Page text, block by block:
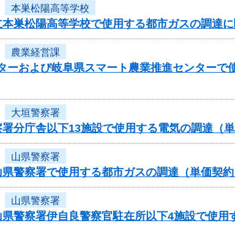
本巣松陽高等学校
巣松陽高等学校で使用する都市ガスの調達
農業経営課
ーおよび岐阜県スマート農業推進センター
大垣警察署
分庁舎以下13施設で使用する電気の調達（
山県警察署
警察署で使用する都市ガスの調達（単価契
山県警察署
警察署伊自良警察官駐在所以下4施設で使用